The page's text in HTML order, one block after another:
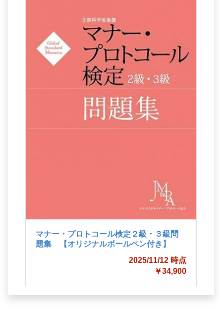
マナー・プロトコール検定２級・３級問
題集 【オリジナルボールペン付き】
2025/11/12 時点
￥34,900